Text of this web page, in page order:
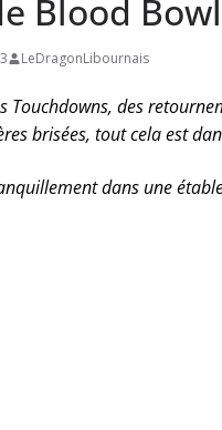
Blood
LeDragonLibournais
Touchdowns, des
brisées, tout cela est
dans une